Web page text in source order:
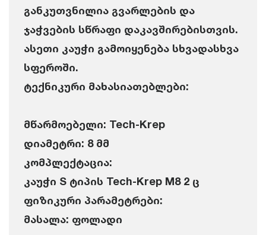
განკუთვნილია გვარლების და
ჯაჭვების სწრაფი დაკავშირებისთვის.
ასეთი კაუჭი გამოიყენება სხვადასხვა
სფეროში.
ტექნიკური მახასიათებლები:
მწარმოებელი: Tech-Krep
დიამეტრი: 8 მმ
კომპლექტაცია:
კაუჭი S ტიპის Tech-Krep M8 2 ც
ფიზიკური პარამეტრები:
მასალა: ფოლადი